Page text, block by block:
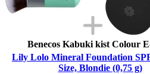
Benecos Kabuki kist Colour
Lily Lolo Mineral Foundation
Size, Blondie (0,75 g)